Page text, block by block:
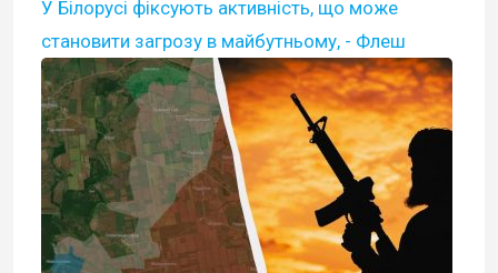
У Білорусі фіксують активність, що може
становити загрозу в майбутньому, - Флеш